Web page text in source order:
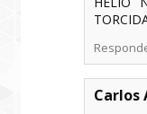
Carlos